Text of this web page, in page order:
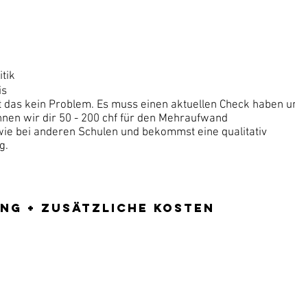
kein Problem. Es muss einen aktuellen Check haben
wir dir 50 - 200 chf für den Mehraufwand
bei anderen Schulen und bekommst eine qualitativ
+ zusätzliche Kosten